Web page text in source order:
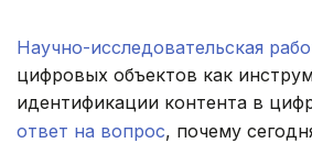
Научно-исследовательская
цифровых объектов как
идентификации контента в
ответ на вопрос, почему